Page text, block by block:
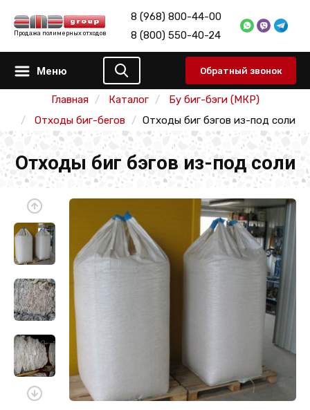
Продажа полимерных отходов
8 (968) 800-44-00
8 (800) 550-40-24
Меню Обратный звонок
Главная Каталог
Бу биг-бэги (МКР)
Отходы биг-бегов
Отходы биг бэгов из-под соли
Отходы биг бэгов из-под соли